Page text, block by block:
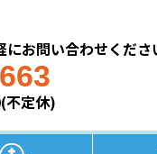
にお問い合わせくださ
不定休)